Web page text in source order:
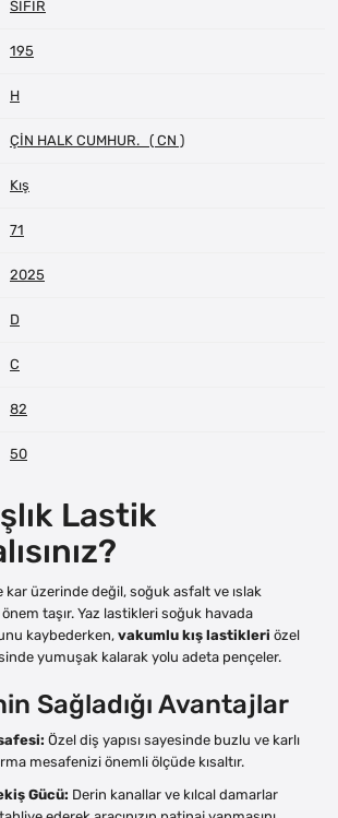
SIFIR
195
H
ÇİN HALK CUMHUR. ( CN )
Kış
71
2025
D
C
82
50
Lastik
kar üzerinde değil, soğuk asfalt ve ıslak
taşır. Yaz lastikleri soğuk havada
kaybederken, vakumlu kış lastikleri özel
yumuşak kalarak yolu adeta pençeler.
Sağladığı Avantajlar
Özel diş yapısı sayesinde buzlu ve karlı
mesafenizi önemli ölçüde kısaltır.
Gücü: Derin kanallar ve kılcal damarlar